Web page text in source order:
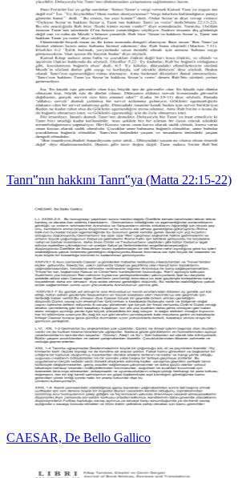
Tanrı‟nın hakkını Tanrı‟ya (Matta 22:15-22)
CAESAR, De Bello Gallico